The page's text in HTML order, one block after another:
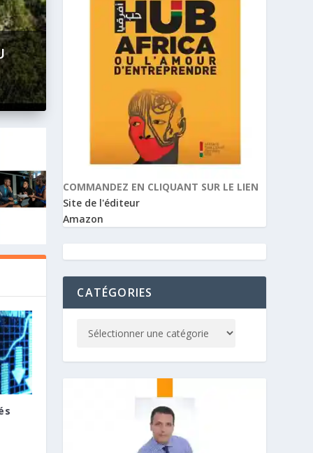
COMMANDEZ EN CLIQUANT SUR LE LIEN
Site de l'éditeur
Amazon
CATÉGORIES